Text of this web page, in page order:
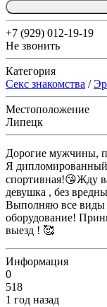
+7 (929) 012-19-19
Не звонить
Категория
Секс знакомства /
Местоположение
Липецк
Дорогие мужчины,
Я дипломированный
спортивная!😘Жду
девушка , без
Выполняю все виды
оборудование!
выезд ! 🥰
Информация
0
518
1 год назад